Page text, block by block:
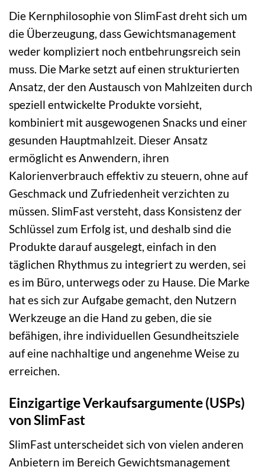
Die Kernphilosophie von SlimFast dreht sich um
die Überzeugung, dass Gewichtsmanagement
weder kompliziert noch entbehrungsreich sein
muss. Die Marke setzt auf einen strukturierten
Ansatz, der den Austausch von Mahlzeiten durch
speziell entwickelte Produkte vorsieht,
kombiniert mit ausgewogenen Snacks und einer
gesunden Hauptmahlzeit. Dieser Ansatz
ermöglicht es Anwendern, ihren
Kalorienverbrauch effektiv zu steuern, ohne auf
Geschmack und Zufriedenheit verzichten zu
müssen. SlimFast versteht, dass Konsistenz der
Schlüssel zum Erfolg ist, und deshalb sind die
Produkte darauf ausgelegt, einfach in den
täglichen Rhythmus zu integriert zu werden, sei
es im Büro, unterwegs oder zu Hause. Die Marke
hat es sich zur Aufgabe gemacht, den Nutzern
Werkzeuge an die Hand zu geben, die sie
befähigen, ihre individuellen Gesundheitsziele
auf eine nachhaltige und angenehme Weise zu
erreichen.
Einzigartige Verkaufsargumente (USPs)
von SlimFast
SlimFast unterscheidet sich von vielen anderen
Anbietern im Bereich Gewichtsmanagement